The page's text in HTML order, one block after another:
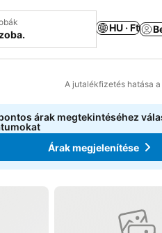
HU · Ft
A jutalékfizetés hatása
a kedvencekhez
árak megtekintéséhez
Árak megjelenítése